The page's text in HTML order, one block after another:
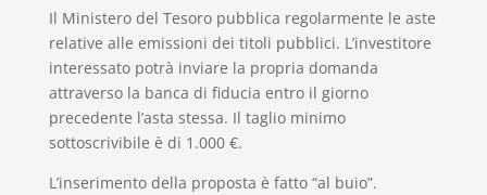
Il Ministero del Tesoro pubblica regolarmente le aste
relative alle emissioni dei titoli pubblici. L’investitore
interessato potrà inviare la propria domanda
attraverso la banca di fiducia entro il giorno
precedente l’asta stessa. Il taglio minimo
sottoscrivibile è di 1.000 €.
L’inserimento della proposta è fatto “al buio”.